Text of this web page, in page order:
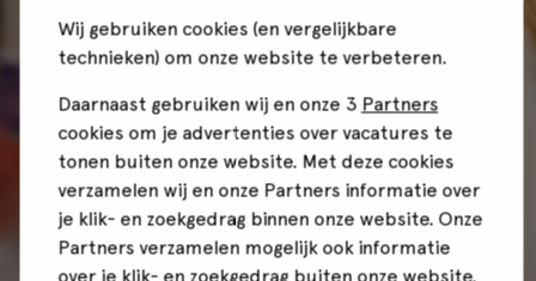
Wij gebruiken cookies (en vergelijkbare
technieken) om onze website te verbeteren.
Daarnaast gebruiken wij en onze 3 Partners
cookies om je advertenties over vacatures te
tonen buiten onze website. Met deze cookies
verzamelen wij en onze Partners informatie over
je klik- en zoekgedrag binnen onze website. Onze
Partners verzamelen mogelijk ook informatie
over je klik- en zoekgedrag buiten onze website.